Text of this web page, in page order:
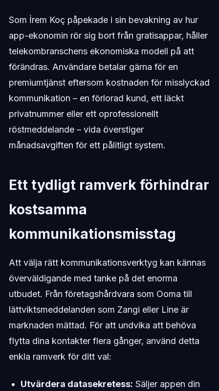
Som İrem Koç påpekade i sin bevakning av hur
app-ekonomin rör sig bort från gratisappar, håller
telekombranschens ekonomiska modell på att
förändras. Användare betalar gärna för en
premiumtjänst eftersom kostnaden för misslyckad
kommunikation – en förlorad kund, ett läckt
privatnummer eller ett oprofessionellt
röstmeddelande – vida överstiger
månadsavgiften för ett pålitligt system.
Ett tydligt ramverk förhindrar
kostsamma
kommunikationsmisstag
Att välja rätt kommunikationsverktyg kan kännas
överväldigande med tanke på det enorma
utbudet. Från företagshårdvara som Ooma till
lättviktsmeddelanden som Zangi eller Line är
marknaden mättad. För att undvika att behöva
flytta dina kontakter flera gånger, använd detta
enkla ramverk för ditt val:
Utvärdera datasekretess: Säljer appen din